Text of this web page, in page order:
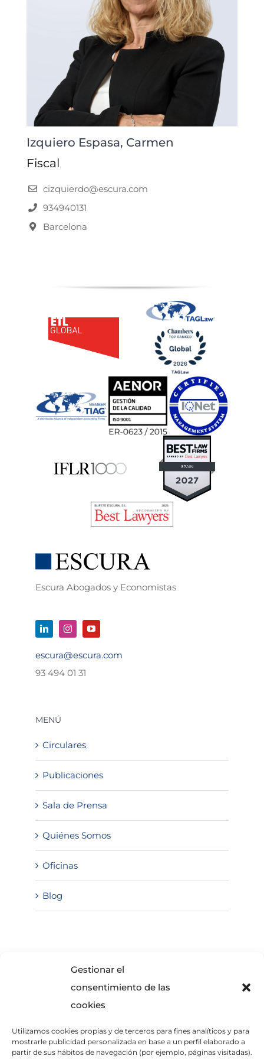
Gestionar el
consentimiento de las
cookies
Utilizamos cookies propias y de terceros para fines analíticos y para
mostrarle publicidad personalizada en base a un perfil elaborado a
partir de sus hábitos de navegación (por ejemplo, páginas visitadas).
Izquiero Espasa, Carmen
Fiscal
cizquierdo@escura.com
934940131
Barcelona
Escura Abogados y Economistas
escura@escura.com
93 494 01 31
MENÚ
Circulares
Publicaciones
Sala de Prensa
Quiénes Somos
Oficinas
Blog